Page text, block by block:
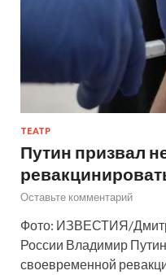
ТЕАТР
Путин призвал
Оставьте комментарий
Фото: ИЗВЕСТИЯ/
России Владимир
своевременной